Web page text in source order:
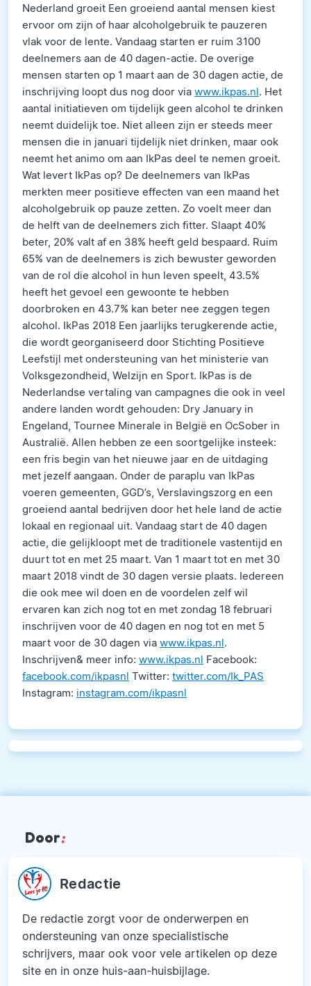
Nederland groeit Een groeiend aantal mensen kiest
ervoor om zijn of haar alcoholgebruik te pauzeren
vlak voor de lente. Vandaag starten er ruim 3100
deelnemers aan de 40 dagen-actie. De overige
mensen starten op 1 maart aan de 30 dagen actie, de
inschrijving loopt dus nog door via www.ikpas.nl. Het
aantal initiatieven om tijdelijk geen alcohol te drinken
neemt duidelijk toe. Niet alleen zijn er steeds meer
mensen die in januari tijdelijk niet drinken, maar ook
neemt het animo om aan IkPas deel te nemen groeit.
Wat levert IkPas op? De deelnemers van IkPas
merkten meer positieve effecten van een maand het
alcoholgebruik op pauze zetten. Zo voelt meer dan
de helft van de deelnemers zich fitter. Slaapt 40%
beter, 20% valt af en 38% heeft geld bespaard. Ruim
65% van de deelnemers is zich bewuster geworden
van de rol die alcohol in hun leven speelt, 43.5%
heeft het gevoel een gewoonte te hebben
doorbroken en 43.7% kan beter nee zeggen tegen
alcohol. IkPas 2018 Een jaarlijks terugkerende actie,
die wordt georganiseerd door Stichting Positieve
Leefstijl met ondersteuning van het ministerie van
Volksgezondheid, Welzijn en Sport. IkPas is de
Nederlandse vertaling van campagnes die ook in veel
andere landen wordt gehouden: Dry January in
Engeland, Tournee Minerale in België en OcSober in
Australië. Allen hebben ze een soortgelijke insteek:
een fris begin van het nieuwe jaar en de uitdaging
met jezelf aangaan. Onder de paraplu van IkPas
voeren gemeenten, GGD’s, Verslavingszorg en een
groeiend aantal bedrijven door het hele land de actie
lokaal en regionaal uit. Vandaag start de 40 dagen
actie, die gelijkloopt met de traditionele vastentijd en
duurt tot en met 25 maart. Van 1 maart tot en met 30
maart 2018 vindt de 30 dagen versie plaats. Iedereen
die ook mee wil doen en de voordelen zelf wil
ervaren kan zich nog tot en met zondag 18 februari
inschrijven voor de 40 dagen en nog tot en met 5
maart voor de 30 dagen via www.ikpas.nl.
Inschrijven& meer info: www.ikpas.nl Facebook:
facebook.com/ikpasnl Twitter: twitter.com/Ik_PAS
Instagram: instagram.com/ikpasnl
Door:
Redactie
De redactie zorgt voor de onderwerpen en
ondersteuning van onze specialistische
schrijvers, maar ook voor vele artikelen op deze
site en in onze huis-aan-huisbijlage.